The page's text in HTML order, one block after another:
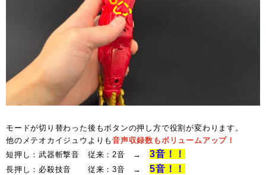
モードが切り替わった後もボタンの押し方で役割が変わります。
他のメテオカイジュウよりも音声収録数もボリュームアップ！
短押し：武器斬撃音 従来：2音 →3音！！
長押し：必殺技音 従来：3音 →5音！！